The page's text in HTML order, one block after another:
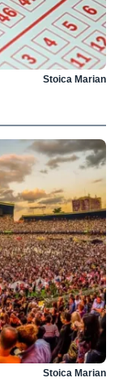
Stoica Marian
Stoica Marian